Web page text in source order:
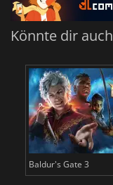
Könnte dir
Baldur's Gate 3